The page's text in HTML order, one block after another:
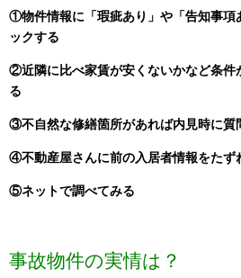
①物件情報に「瑕疵あり」や「告知事項
ックする
②近隣に比べ家賃が安くないかなど条件
る
③不自然な修繕箇所があれば内見時に質
④不動産屋さんに前の入居者情報をたず
⑤ネットで調べてみる
事故物件の実情は？